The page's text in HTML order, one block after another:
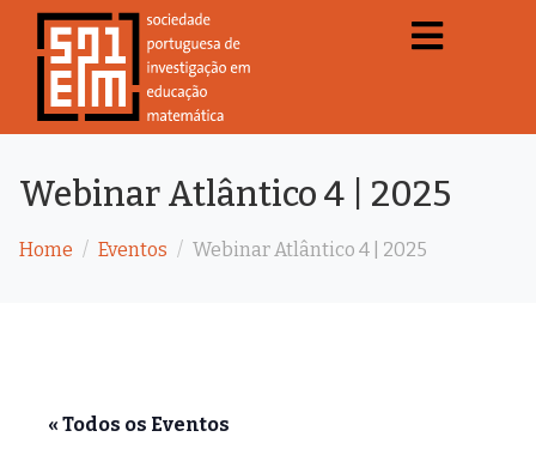
Webinar Atlântico 4 | 2025
Home Eventos Webinar Atlântico 4 | 2025
« Todos os Eventos